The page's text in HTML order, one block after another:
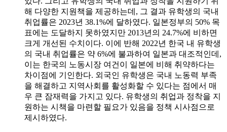
해 다양한 지원책을 제공하는데, 그 결과 유학생의 국내
취업률은 2023년 38.1%에 달하였다. 일본정부의 50% 목
표에는 도달하지 못하였지만 2013년의 24.7%에 비하면
크게 개선된 수치이다. 이에 반해 2022년 한국 내 유학생
의 국내 취업률은 약 6%에 불과하여 일본과 대조적인데,
이는 한국의 노동시장 여건이 일본에 비해 취약하다는
차이점에 기인한다. 외국인 유학생은 국내 노동력 부족
을 해결하고 지역사회를 활성화할 수 있다는 점에서 매
우 큰 잠재력을 가지고 있다. 유학생의 취업과 정착을 지
원하는 시책을 마련할 필요가 있음을 정책 시사점으로
제시하였다.